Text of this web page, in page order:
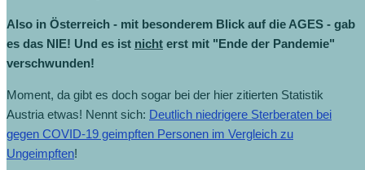
Also in Österreich - mit besonderem Blick auf die AGES - gab
es das NIE! Und es ist nicht erst mit "Ende der Pandemie"
verschwunden!
Moment, da gibt es doch sogar bei der hier zitierten Statistik
Austria etwas! Nennt sich: Deutlich niedrigere Sterberaten bei
gegen COVID-19 geimpften Personen im Vergleich zu
Ungeimpften!